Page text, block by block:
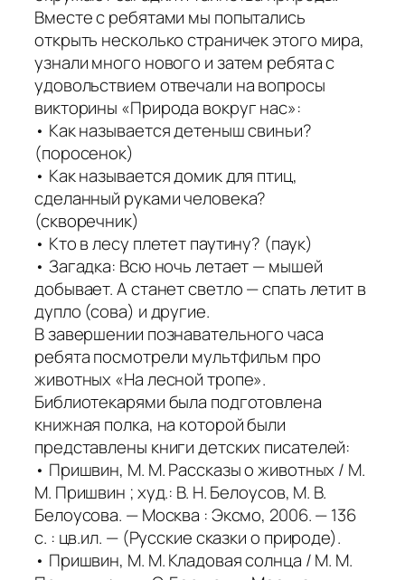
Вместе с ребятами мы попытались
открыть несколько страничек этого мира,
узнали много нового и затем ребята с
удовольствием отвечали на вопросы
викторины «Природа вокруг нас»:
• Как называется детеныш свиньи?
(поросенок)
• Как называется домик для птиц,
сделанный руками человека?
(скворечник)
• Кто в лесу плетет паутину? (паук)
• Загадка: Всю ночь летает — мышей
добывает. А станет светло — спать летит в
дупло (сова) и другие.
В завершении познавательного часа
ребята посмотрели мультфильм про
животных «На лесной тропе».
Библиотекарями была подготовлена
книжная полка, на которой были
представлены книги детских писателей:
• Пришвин, М. М. Рассказы о животных / М.
М. Пришвин ; худ.: В. Н. Белоусов, М. В.
Белоусова. — Москва : Эксмо, 2006. — 136
с. : цв.ил. — (Русские сказки о природе).
• Пришвин, М. М. Кладовая солнца / М. М.